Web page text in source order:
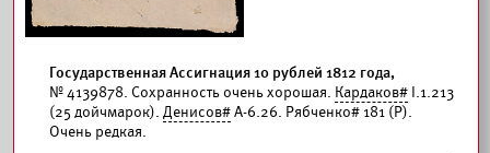
Государственная Ассигнация 10 рублей 1812 года,
№ 4139878. Сохранность очень хорошая. Кардаков# I.1.213
(25 дойчмарок). Денисов#А-6.26. Рябченко# 181 (Р).
Очень редкая.